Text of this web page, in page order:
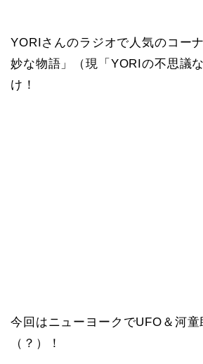
YORIさんのラジオで人気のコー
妙な物語」（現「YORIの不思議
け！
今回はニューヨークでUFO＆河童
（？）！